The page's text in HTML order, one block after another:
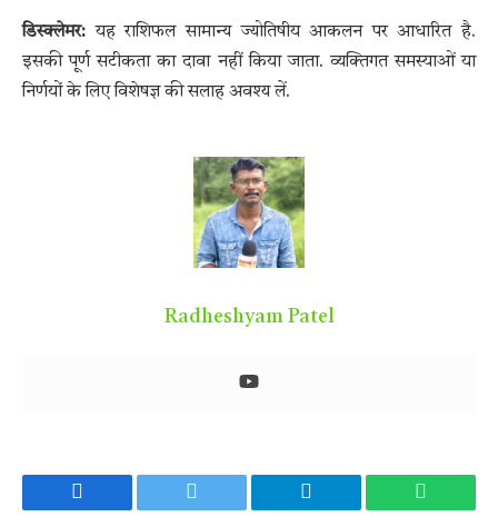
डिस्क्लेमर: यह राशिफल सामान्य ज्योतिषीय आकलन पर आधारित है.
इसकी पूर्ण सटीकता का दावा नहीं किया जाता. व्यक्तिगत समस्याओं या
निर्णयों के लिए विशेषज्ञ की सलाह अवश्य लें.
Radheshyam Patel
Facebook Twitter Telegram